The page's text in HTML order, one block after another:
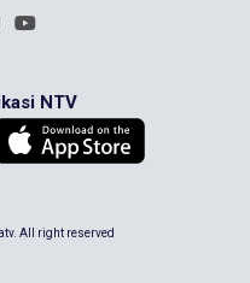
NTV
All right reserved